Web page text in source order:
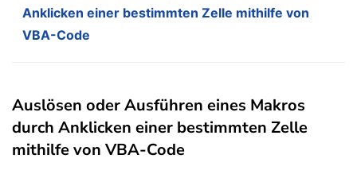
Anklicken einer bestimmten Zelle mithilfe von
VBA-Code
Auslösen oder Ausführen eines Makros
durch Anklicken einer bestimmten Zelle
mithilfe von VBA-Code